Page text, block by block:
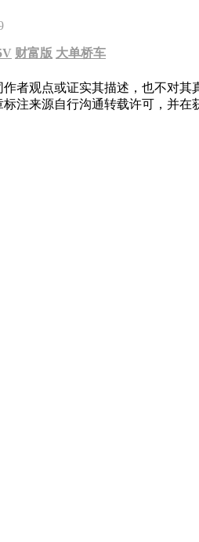
财富版 大单桥车
者观点或证实其描述，也不对
注来源自行沟通转载许可，并在